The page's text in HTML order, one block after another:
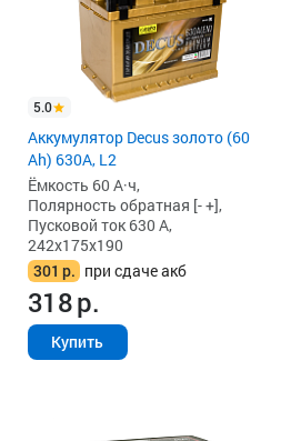
5.0
Аккумулятор Decus золото (60
Ah) 630A, L2
Ёмкость 60 А·ч,
Полярность обратная [- +],
Пусковой ток 630 А,
242x175x190
301 р. при сдаче акб
318р.
Купить